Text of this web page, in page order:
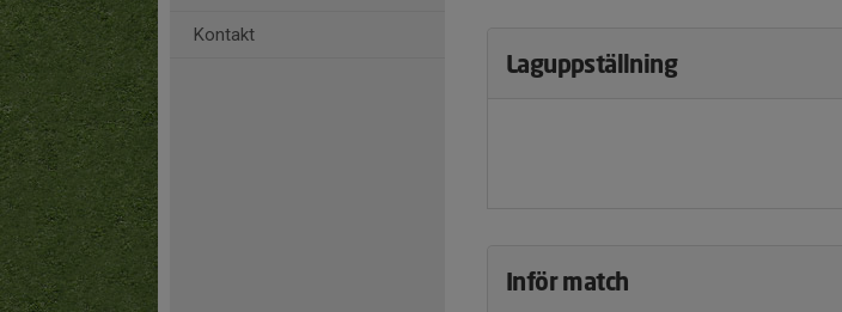
Kontakt
Laguppställning
Inför match